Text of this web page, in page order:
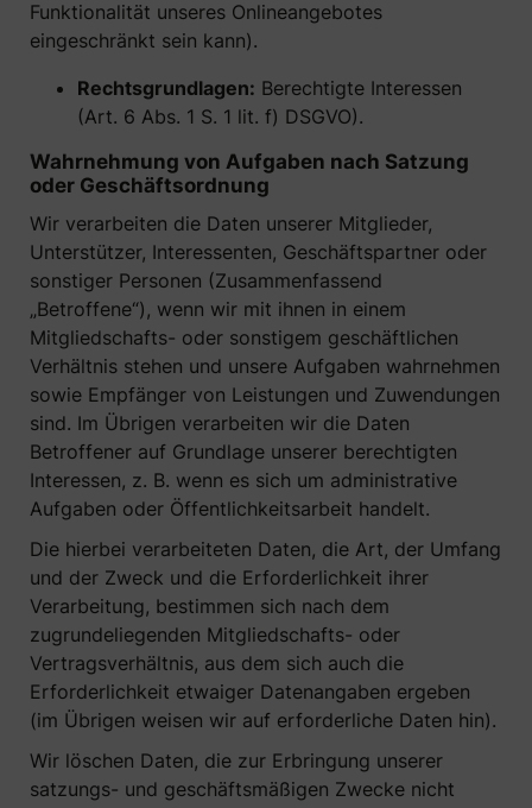
Funktionalität unseres Onlineangebotes
eingeschränkt sein kann).
Rechtsgrundlagen: Berechtigte Interessen
(Art. 6 Abs. 1 S. 1 lit. f) DSGVO).
Wahrnehmung von Aufgaben nach Satzung
oder Geschäftsordnung
Wir verarbeiten die Daten unserer Mitglieder,
Unterstützer, Interessenten, Geschäftspartner oder
sonstiger Personen (Zusammenfassend
„Betroffene“), wenn wir mit ihnen in einem
Mitgliedschafts- oder sonstigem geschäftlichen
Verhältnis stehen und unsere Aufgaben wahrnehmen
sowie Empfänger von Leistungen und Zuwendungen
sind. Im Übrigen verarbeiten wir die Daten
Betroffener auf Grundlage unserer berechtigten
Interessen, z. B. wenn es sich um administrative
Aufgaben oder Öffentlichkeitsarbeit handelt.
Die hierbei verarbeiteten Daten, die Art, der Umfang
und der Zweck und die Erforderlichkeit ihrer
Verarbeitung, bestimmen sich nach dem
zugrundeliegenden Mitgliedschafts- oder
Vertragsverhältnis, aus dem sich auch die
Erforderlichkeit etwaiger Datenangaben ergeben
(im Übrigen weisen wir auf erforderliche Daten hin).
Wir löschen Daten, die zur Erbringung unserer
satzungs- und geschäftsmäßigen Zwecke nicht